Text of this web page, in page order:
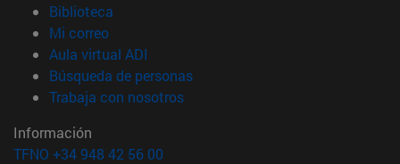
Biblioteca
Mi correo(abre en nueva ventana)
Aula virtual ADI
Búsqueda de personas(abre en nueva ventana)
Trabaja con nosotros(abre en nueva ventana)
Información
TFNO +34 948 42 56 00